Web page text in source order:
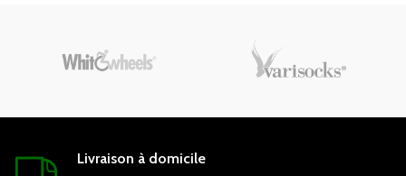
Livraison à domicile